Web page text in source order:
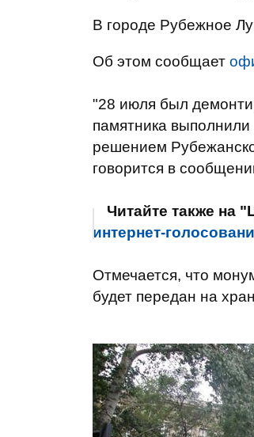
В городе Рубежное
Об этом сообщает
"28 июля был
памятника
решением
говорится в
Читайте также на
интернет-
Отмечается, что
будет передан на